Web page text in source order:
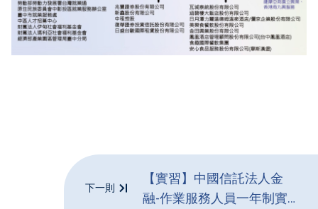
下一則
【實習】中國信託法人金
融-作業服務人員一年制實